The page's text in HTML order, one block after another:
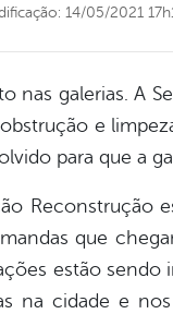
14/05/2021
nas galerias. A
e
para que a
Reconstrução
que
estão
na cidade e